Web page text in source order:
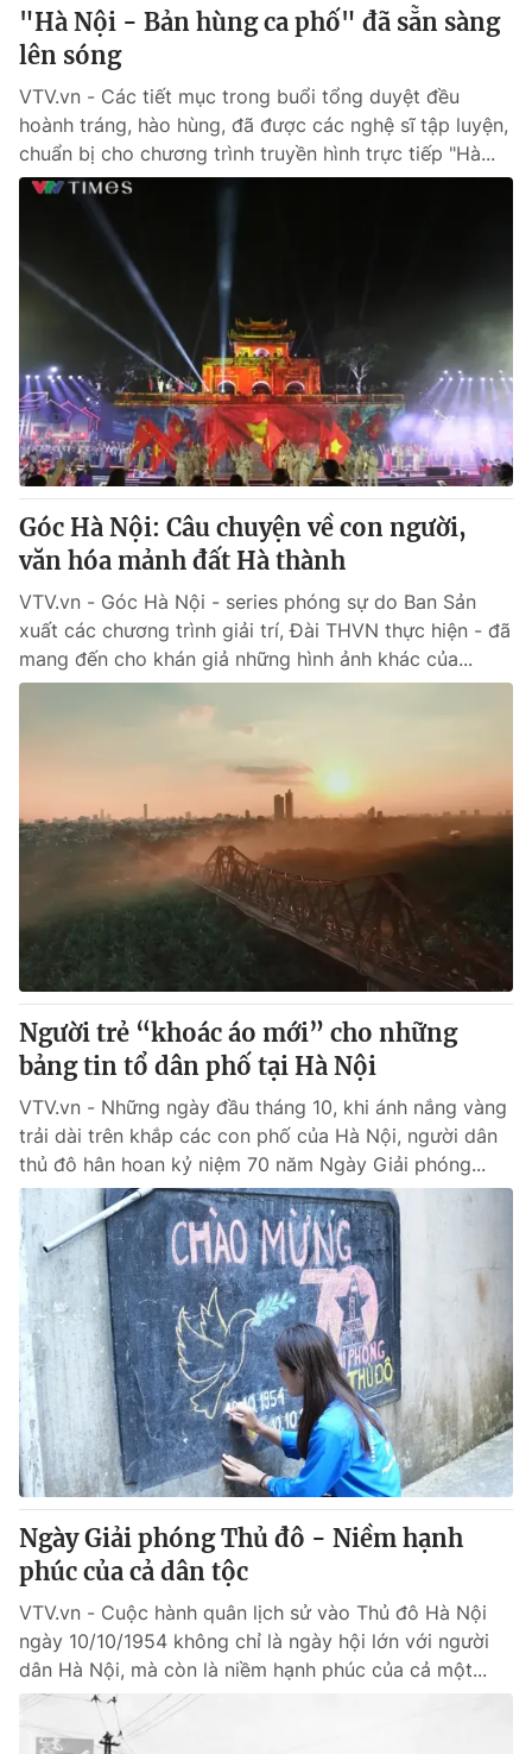
"Hà Nội - Bản hùng ca phố" đã sẵn sàng
lên sóng
VTV.vn - Các tiết mục trong buổi tổng duyệt đều
hoành tráng, hào hùng, đã được các nghệ sĩ tập luyện,
chuẩn bị cho chương trình truyền hình trực tiếp "Hà...
Góc Hà Nội: Câu chuyện về con người,
văn hóa mảnh đất Hà thành
VTV.vn - Góc Hà Nội - series phóng sự do Ban Sản
xuất các chương trình giải trí, Đài THVN thực hiện - đã
mang đến cho khán giả những hình ảnh khác của...
Người trẻ “khoác áo mới” cho những
bảng tin tổ dân phố tại Hà Nội
VTV.vn - Những ngày đầu tháng 10, khi ánh nắng vàng
trải dài trên khắp các con phố của Hà Nội, người dân
thủ đô hân hoan kỷ niệm 70 năm Ngày Giải phóng...
Ngày Giải phóng Thủ đô - Niềm hạnh
phúc của cả dân tộc
VTV.vn - Cuộc hành quân lịch sử vào Thủ đô Hà Nội
ngày 10/10/1954 không chỉ là ngày hội lớn với người
dân Hà Nội, mà còn là niềm hạnh phúc của cả một...